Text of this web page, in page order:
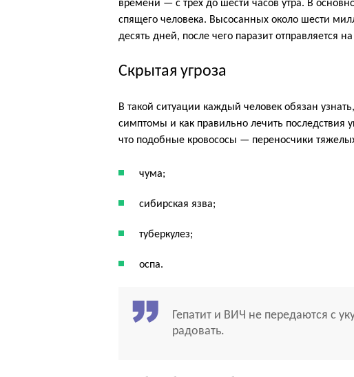
времени — с трех до шести часов утра. В
спящего человека. Высосанных около шести
десять дней, после чего паразит отправляется
Скрытая угроза
В такой ситуации каждый человек обязан
симптомы и как правильно лечить последствия
что подобные кровососы — переносчики
чума;
сибирская язва;
туберкулез;
оспа.
Гепатит и ВИЧ не передаются с
радовать.